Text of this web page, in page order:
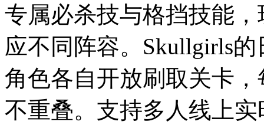
专属必杀技与格挡技能
应不同阵容。Skullgirls
角色各自开放刷取关卡
不重叠。支持多人线上